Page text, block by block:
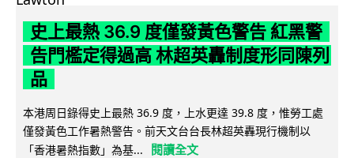
史上最熱 36.9 度僅發黃色警告 紅黑警
告門檻定得過高 林超英轟制度形同陳列
品
本港周日錄得史上最熱 36.9 度，上水更達 39.8 度，惟勞工處
僅發黃色工作暑熱警告。前天文台台長林超英轟現行機制以
「香港暑熱指數」為基...
閱讀全文